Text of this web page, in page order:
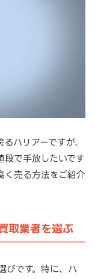
ハリアーですが、
段で手放したいです
く売る方法をご紹介
取業者を選ぶ
びです。特に、ハ